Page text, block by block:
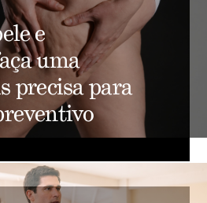
e
uma
precisa para